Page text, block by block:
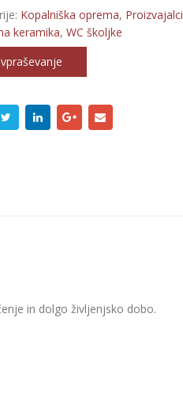
Kopalniška oprema, Proizvajalci
keramika, WC školjke
in dolgo življenjsko dobo.